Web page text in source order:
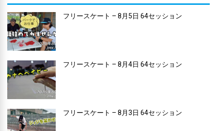
フリースケート – 8月5日 64セッション
フリースケート – 8月4日 64セッション
フリースケート – 8月3日 64セッション